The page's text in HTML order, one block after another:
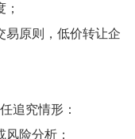
易原则，低价转让企
追究情形：
风险分析；